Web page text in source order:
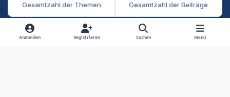
Gesamtzahl der Themen Gesamtzahl der Beiträge
Heller Modus
Dunkler Modus
Systemeinstellung
Anmelden Registrieren Suchen Menü